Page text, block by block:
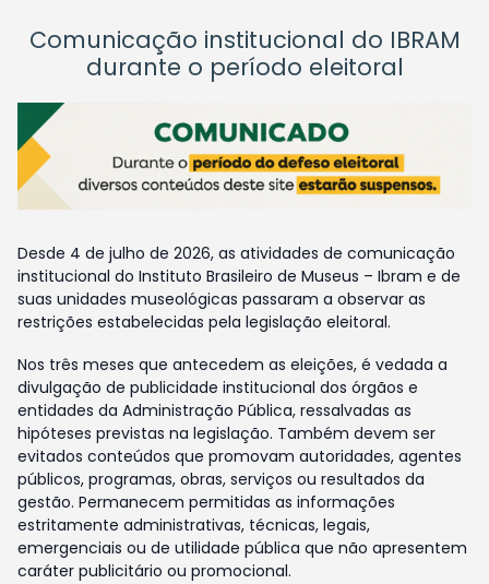
Comunicação institucional do IBRAM
durante o período eleitoral
Desde 4 de julho de 2026, as atividades de comunicação
institucional do Instituto Brasileiro de Museus – Ibram e de
suas unidades museológicas passaram a observar as
restrições estabelecidas pela legislação eleitoral.
Nos três meses que antecedem as eleições, é vedada a
divulgação de publicidade institucional dos órgãos e
entidades da Administração Pública, ressalvadas as
hipóteses previstas na legislação. Também devem ser
evitados conteúdos que promovam autoridades, agentes
públicos, programas, obras, serviços ou resultados da
gestão. Permanecem permitidas as informações
estritamente administrativas, técnicas, legais,
emergenciais ou de utilidade pública que não apresentem
caráter publicitário ou promocional.